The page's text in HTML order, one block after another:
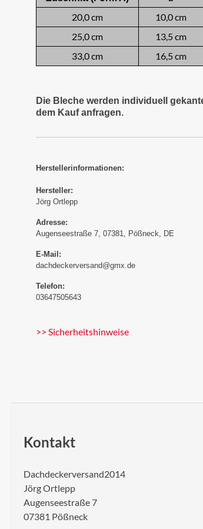
20,0 cm
10,0 cm
25,0 cm
13,5 cm
33,0 cm
16,5 cm
Die Bleche werden individuell
dem Kauf anfragen.
Herstellerinformationen:
Hersteller:
Jörg Ortlepp
Adresse:
Augenseestraße 7, 07381, Pößneck, DE
E-Mail:
dachdeckerversand@gmx.de
Telefon:
03647505643
>> Sicherheitshinweise
Kontakt
Dachdeckerversand2014
Jörg Ortlepp
Augenseestraße 7
07381 Pößneck